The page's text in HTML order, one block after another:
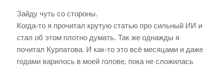
Зайду чуть со стороны.
Когда-то я прочитал крутую статью про сильный ИИ и
стал об этом плотно думать. Так же однажды я
почитал Курпатова. И как-то это всё месяцами и даже
годами варилось в моей голове, пока не сложилась